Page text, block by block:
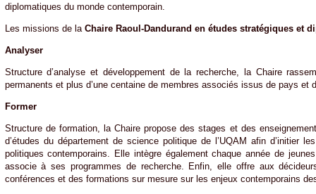
diplomatiques du monde contemporain.
Les missions de la Chaire Raoul-Dandurand en études stratégiques et
Analyser
Structure d’analyse et développement de la recherche, la Chaire
permanents et plus d’une centaine de membres associés issus de pays et
Former
Structure de formation, la Chaire propose des stages et des
d’études du département de science politique de l’UQAM afin d’initier
politiques contemporains. Elle intègre également chaque année de
associe à ses programmes de recherche. Enfin, elle offre aux
conférences et des formations sur mesure sur les enjeux contemporains